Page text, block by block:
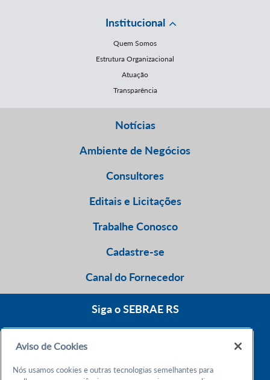
Institucional
Quem Somos
Estrutura Organizacional
Atuação
Transparência
Notícias
Ambiente de Negócios
Consultores
Editais e Licitações
Trabalhe Conosco
Cadastre-se
Canal do Fornecedor
Siga o SEBRAE RS
Aviso de Cookies
Nós usamos cookies e outras tecnologias semelhantes para